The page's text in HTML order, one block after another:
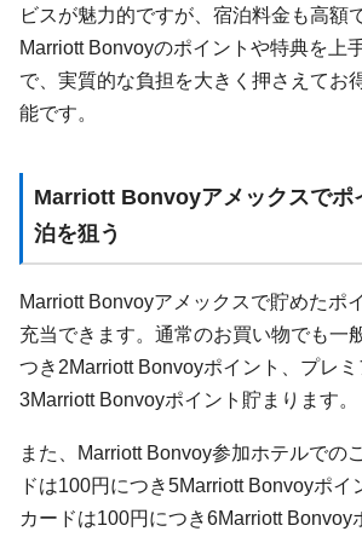
ビスが魅力的ですが、宿泊料金も高額
Marriott Bonvoyのポイントや特典を上
で、実質的な負担を大きく押さえてお
能です。
Marriott Bonvoyアメックスでポ
泊を狙う
Marriott Bonvoyアメックスで貯めたポ
充当できます。通常のお買い物でも一
つき2Marriott Bonvoyポイント、プレ
3Marriott Bonvoyポイント貯まります。
また、Marriott Bonvoy参加ホテルでの
ドは100円につき5Marriott Bonvoyポイ
カードは100円につき6Marriott Bonvoy